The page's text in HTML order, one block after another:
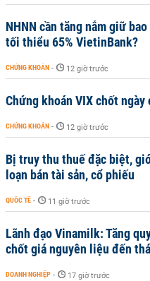
NHNN cần tăng nắm giữ
tối thiểu 65% VietinBank?
CHỨNG KHOÁN - 12 giờ trước
Chứng khoán VIX chốt
CHỨNG KHOÁN - 12 giờ trước
Bị truy thu thuế đặc biệt,
loạn bán tài sản, cổ phiếu
QUỐC TẾ - 11 giờ trước
Lãnh đạo Vinamilk: Tăng
chốt giá nguyên liệu đến
DOANH NGHIỆP - 17 giờ trước